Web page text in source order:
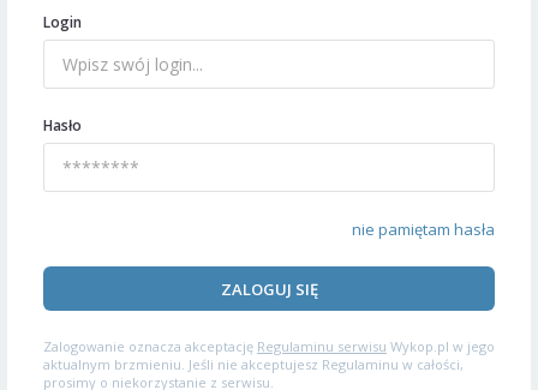
Login
Hasło
nie pamiętam hasła
ZALOGUJ SIĘ
Zalogowanie oznacza akceptację Regulaminu serwisu Wykop.pl w jego
aktualnym brzmieniu. Jeśli nie akceptujesz Regulaminu w całości,
prosimy o niekorzystanie z serwisu.